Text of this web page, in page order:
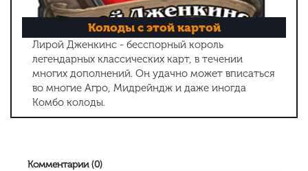
Колоды с этой картой
Лирой Дженкинс - бесспорный король
легендарных классических карт, в течении
многих дополнений. Он удачно может вписаться
во многие Агро, Мидрейндж и даже иногда
Комбо колоды.
Комментарии (0)